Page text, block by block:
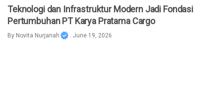
Teknologi dan Infrastruktur Modern Jadi Fondasi
Pertumbuhan PT Karya Pratama Cargo
By Novita Nurjanah . June 19, 2026